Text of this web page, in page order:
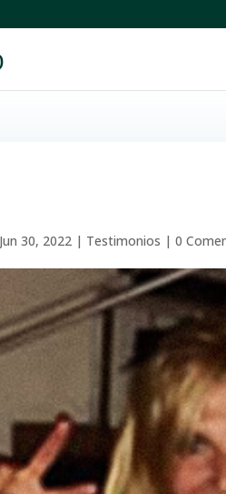
Jun 30, 2022 | Testimonios |0